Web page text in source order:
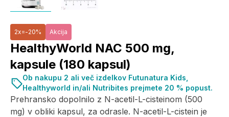
2x=-20% Akcija
HealthyWorld NAC 500 mg,
kapsule (180 kapsul)
Prehransko dopolnilo z N-acetil-L-cisteinom (500
mg) v obliki kapsul, za odrasle. N-acetil-L-cistein je
Ob nakupu 2 ali več izdelkov Futunatura Kids,
Healthyworld in/ali Nutribites prejmete 20 % popust.